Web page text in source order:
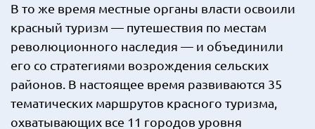
В то же время местные органы власти освоили
красный туризм — путешествия по местам
революционного наследия — и объединили
его со стратегиями возрождения сельских
районов. В настоящее время развиваются 35
тематических маршрутов красного туризма,
охватывающих все 11 городов уровня